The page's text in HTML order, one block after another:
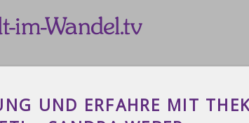
UND ERFAHRE MIT